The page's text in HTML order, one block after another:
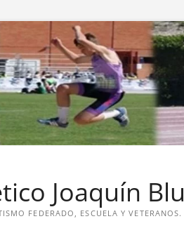
Joaquín
FEDERADO, ESCUELA Y VETERANOS.